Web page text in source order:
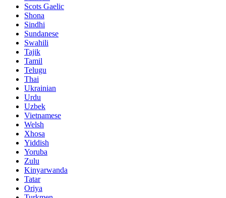
Scots Gaelic
Shona
Sindhi
Sundanese
Swahili
Tajik
Tamil
Telugu
Thai
Ukrainian
Urdu
Uzbek
Vietnamese
Welsh
Xhosa
Yiddish
Yoruba
Zulu
Kinyarwanda
Tatar
Oriya